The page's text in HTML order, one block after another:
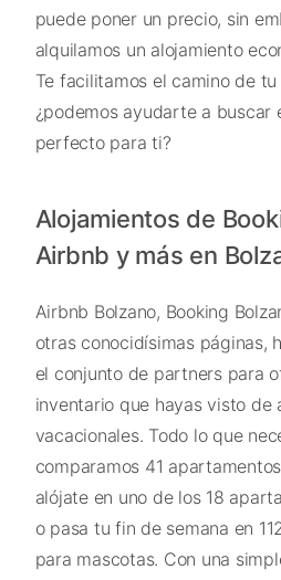
puede poner un precio, sin
alquilamos un alojamiento
Te facilitamos el camino de
¿podemos ayudarte a buscar
perfecto para ti?
Alojamientos de
Airbnb y más en
Airbnb Bolzano, Booking
otras conocidísimas páginas,
el conjunto de partners para
inventario que hayas visto de
vacacionales. Todo lo que
comparamos 41
alójate en uno de los 18
o pasa tu fin de semana en
para mascotas. Con una